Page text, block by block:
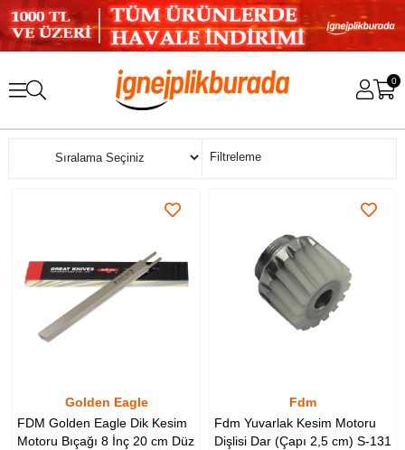
0
Filtreleme
Sıralama
Golden Eagle
FDM Golden Eagle Dik Kesim
Motoru Bıçağı 8 İnç 20 cm Düz
Fdm
Fdm Yuvarlak Kesim Motoru
Dişlisi Dar (Çapı 2,5 cm) S-131